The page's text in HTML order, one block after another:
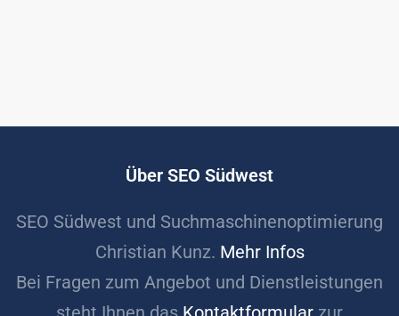
Über SEO Südwest
SEO Südwest und Suchmaschinenoptimierung
Christian Kunz. Mehr Infos
Bei Fragen zum Angebot und Dienstleistungen